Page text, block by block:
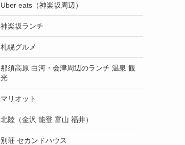
Uber eats（神楽坂周辺）
神楽坂ランチ
札幌グルメ
那須高原 白河・会津周辺のランチ 温泉 観
光
マリオット
北陸（金沢 能登 富山 福井）
別荘 セカンドハウス